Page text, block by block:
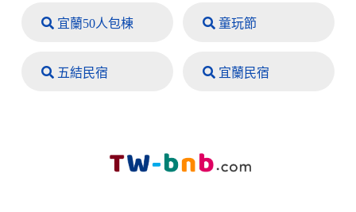
宜蘭50人包棟 童玩節
五結民宿 宜蘭民宿